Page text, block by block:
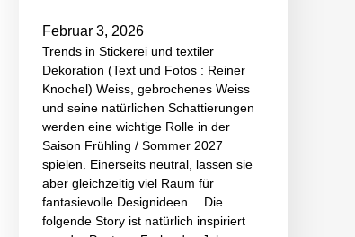
Februar 3, 2026
Trends in Stickerei und textiler
Dekoration (Text und Fotos : Reiner
Knochel) Weiss, gebrochenes Weiss
und seine natürlichen Schattierungen
werden eine wichtige Rolle in der
Saison Frühling / Sommer 2027
spielen. Einerseits neutral, lassen sie
aber gleichzeitig viel Raum für
fantasievolle Designideen… Die
folgende Story ist natürlich inspiriert